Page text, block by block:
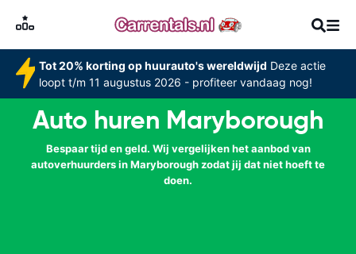
Tot 20% korting op huurauto's wereldwijd Deze actie
loopt t/m 11 augustus 2026 - profiteer vandaag nog!
Auto huren Maryborough
Bespaar tijd en geld. Wij vergelijken het aanbod van
autoverhuurders in Maryborough zodat jij dat niet hoeft te
doen.